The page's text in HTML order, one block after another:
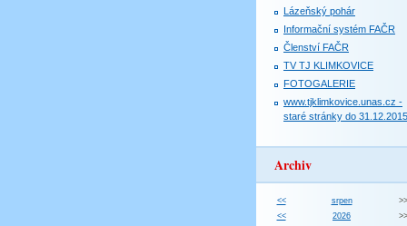
Lázeňský pohár
Informační systém FAČR
Členství FAČR
TV TJ KLIMKOVICE
FOTOGALERIE
www.tjklimkovice.unas.cz -
staré stránky do 31.12.2015
Archiv
<< srpen
>>
<<
2026 >>